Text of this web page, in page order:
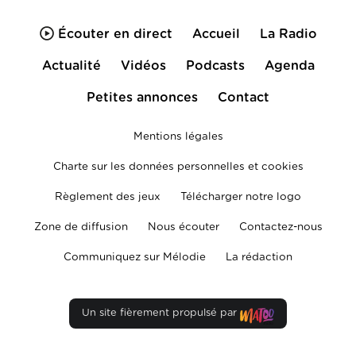
Écouter en direct Accueil La Radio
Actualité Vidéos Podcasts Agenda
Petites annonces Contact
Mentions légales
Charte sur les données personnelles et cookies
Règlement des jeux Télécharger notre logo
Zone de diffusion Nous écouter Contactez-nous
Communiquez sur Mélodie La rédaction
Un site fièrement propulsé par